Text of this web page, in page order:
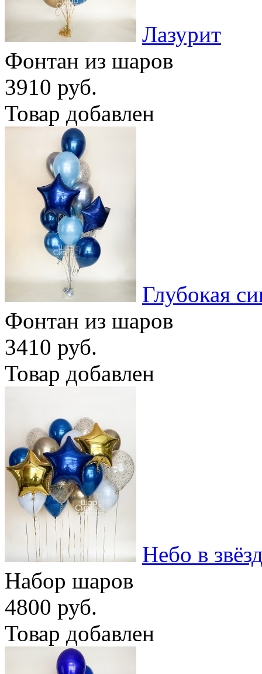
Лазурит
Фонтан из шаров
3910 руб.
Товар добавлен
Глубокая
Фонтан из шаров
3410 руб.
Товар добавлен
Небо в
Набор шаров
4800 руб.
Товар добавлен